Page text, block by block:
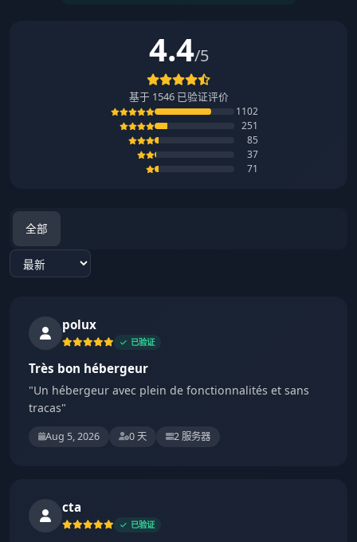
4.4/5
基于 1546已验证评价
1102
251
85
37
71
全部
Sort reviews
polux
已验证
Très bon hébergeur
"Un hébergeur avec plein de fonctionnalités et sans
tracas"
Aug 5, 2026 0 天 2 服务器
cta
已验证